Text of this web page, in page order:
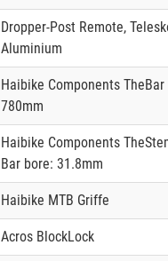
Dropper-Post Remote,
Aluminium
Haibike Components
780mm
Haibike Components
Bar bore: 31.8mm
Haibike MTB Griffe
Acros BlockLock